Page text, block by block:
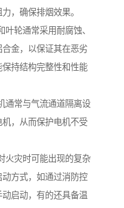
，确保排烟效果。
轮通常采用耐腐蚀、
金，以保证其在恶劣
持结构完整性和性能
通常与气流通道隔离设
，从而保护电机不受
火灾时可能出现的复杂
方式，如通过消防控
启动，有的还具备温